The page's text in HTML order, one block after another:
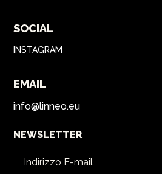
SOCIAL
INSTAGRAM
EMAIL
info@linneo.eu
NEWSLETTER